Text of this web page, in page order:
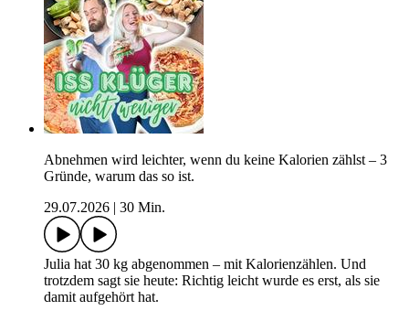
Abnehmen wird leichter, wenn du keine Kalorien zählst – 3
Gründe, warum das so ist.
29.07.2026
30 Min.
Julia hat 30 kg abgenommen – mit Kalorienzählen. Und
trotzdem sagt sie heute: Richtig leicht wurde es erst, als sie
damit aufgehört hat.